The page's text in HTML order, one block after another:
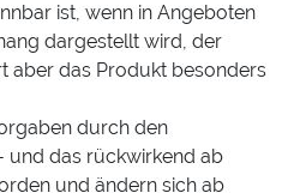
ist, wenn in Angeboten
dargestellt wird, der
aber das Produkt besonders
durch den
und das rückwirkend ab
und ändern sich ab